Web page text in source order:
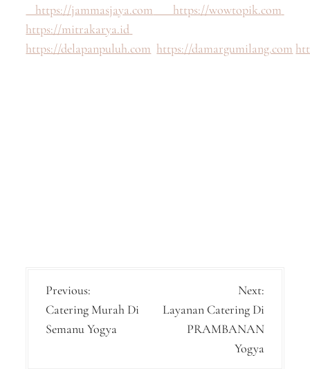
https://jammasjaya.com https://wowtopik.com
https://mitrakarya.id
https://delapanpuluh.com https://damargumilang.com
P
o
s
Previous:
Catering Murah Di
Semanu Yogya
Next:
Layanan Catering Di
PRAMBANAN
Yogya